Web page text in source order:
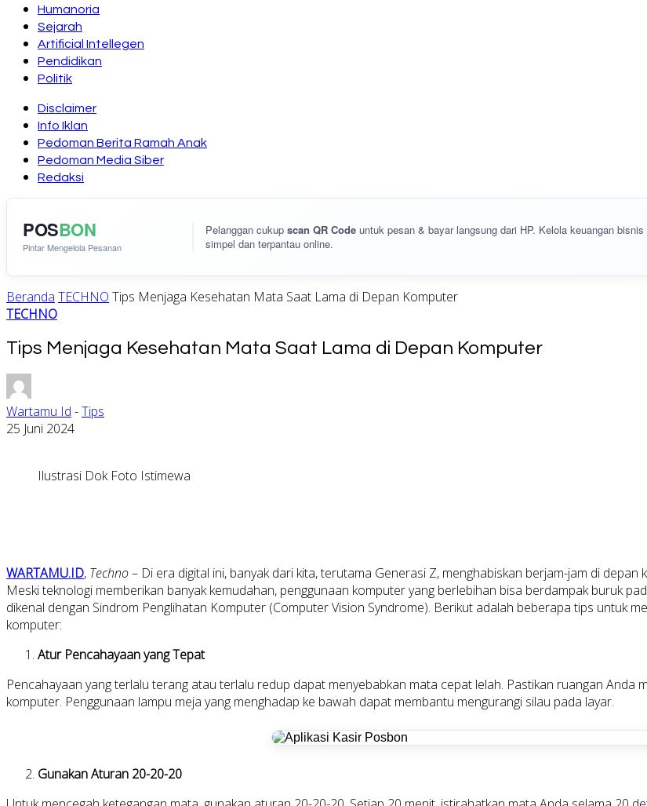
Humanoria
Sejarah
Artificial Intellegen
Pendidikan
Politik
Disclaimer
Info Iklan
Pedoman Berita Ramah Anak
Pedoman Media Siber
Redaksi
POSBON
Pintar Mengelola Pesanan
Pelanggan cukup scan QR Code untuk pesan & bayar langsung dari HP. Kelola keuangan
simpel dan terpantau online.
Beranda TECHNO Tips Menjaga Kesehatan Mata Saat Lama di Depan Komputer
TECHNO
Tips Menjaga Kesehatan Mata Saat Lama di Depan Komputer
Wartamu Id -Tips
25 Juni 2024
Ilustrasi Dok Foto Istimewa
WARTAMU.ID, Techno– Di era digital ini, banyak dari kita, terutama Generasi Z, menghabiskan berjam-jam di
Meski teknologi memberikan banyak kemudahan, penggunaan komputer yang berlebihan bisa berdampak buruk
dikenal dengan Sindrom Penglihatan Komputer (Computer Vision Syndrome). Berikut adalah beberapa tips untuk
komputer:
Atur Pencahayaan yang Tepat
Pencahayaan yang terlalu terang atau terlalu redup dapat menyebabkan mata cepat lelah. Pastikan ruangan Anda
komputer. Penggunaan lampu meja yang menghadap ke bawah dapat membantu mengurangi silau pada layar.
Gunakan Aturan 20-20-20